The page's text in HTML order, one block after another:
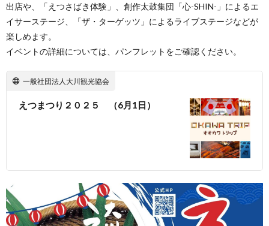
出店や、「えつさばき体験」、創作太鼓集団「心-SHIN-」によるエ
イサーステージ、「ザ・ターゲッツ」によるライブステージなどが
楽しめます。
イベントの詳細については、パンフレットをご確認ください。
一般社団法人大川観光協会
えつまつり２０２５ （6月1日）